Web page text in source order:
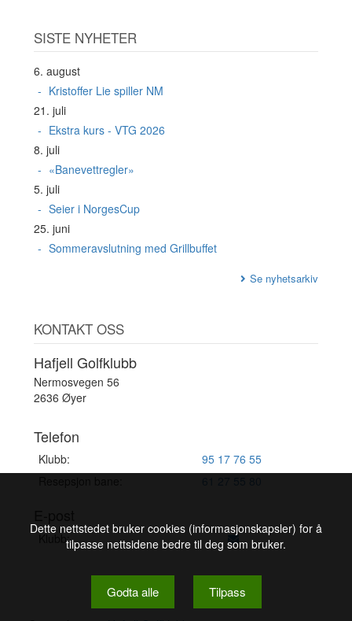
SISTE NYHETER
6. august
Kristoffer Lie spiller NM
21. juli
Ekstra kurs - VTG 2026
8. juli
«Banevettregler»
5. juli
Seier i NorgesCup
25. juni
Sommeravslutning med Grillbuffet
Se nyhetsarkiv
KONTAKT OSS
Hafjell Golfklubb
Nermosvegen 56
2636 Øyer
Telefon
Klubb:
95 17 76 55
Klubb:
Dette nettstedet bruker cookies (informasjonskapsler) for å
tilpasse nettsidene bedre til deg som bruker.
Godta alle Tilpass